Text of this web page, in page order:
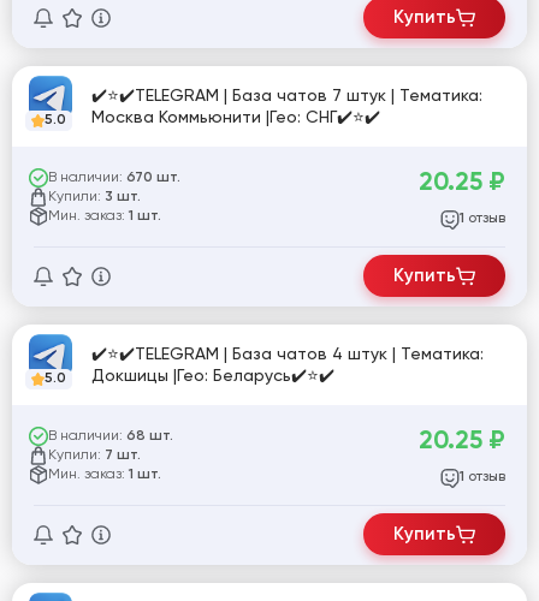
Купить
5.0
✔️⭐✔️TELEGRAM | База чатов 7 штук | Тематика:
Москва Коммьюнити |Гео: СНГ✔️⭐✔️
В наличии: 670 шт.
Купили: 3 шт.
Мин. заказ: 1 шт.
20.25 ₽
1 отзыв
Купить
5.0
✔️⭐✔️TELEGRAM | База чатов 4 штук | Тематика:
Докшицы |Гео: Беларусь✔️⭐✔️
В наличии: 68 шт.
Купили: 7 шт.
Мин. заказ: 1 шт.
20.25 ₽
1 отзыв
Купить